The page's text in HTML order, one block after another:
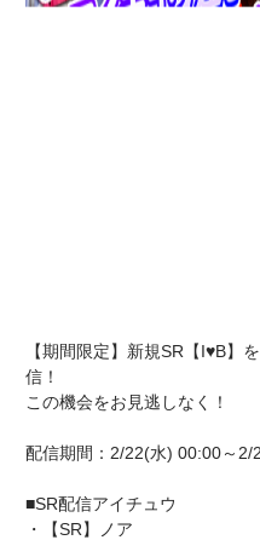
【期間限定】新規SR【I♥B】
信！
この機会をお見逃しなく！
配信期間：2/22(水) 00:00～2/
■SR配信アイチュウ
・【SR】ノア